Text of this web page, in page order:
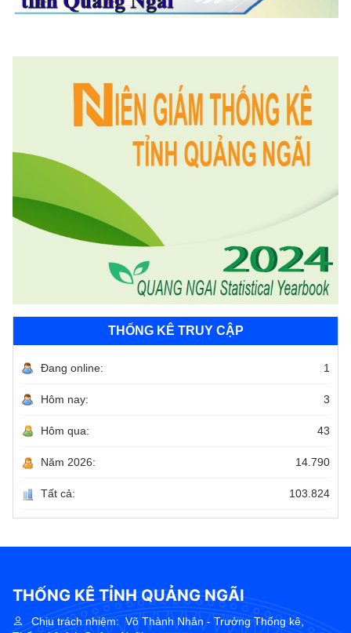
THỐNG KÊ TRUY CẬP
Đang online: 1
Hôm nay: 3
Hôm qua: 43
Năm 2026: 14.790
Tất cả: 103.824
THỐNG KÊ TỈNH QUẢNG NGÃI
Chịu trách nhiệm: Võ Thành Nhân - Trưởng Thống kê,